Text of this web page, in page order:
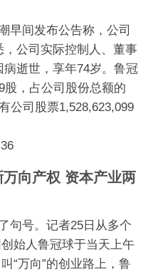
早间发布公告称，公司
，公司实际控制人、董事
逝世，享年74岁。鲁冠
股，占公司股份总额的
公司股票1,528,623,099
向产权 资本产业两
句号。记者25日从多个
始人鲁冠球于当天上午
“万向”的创业路上，鲁